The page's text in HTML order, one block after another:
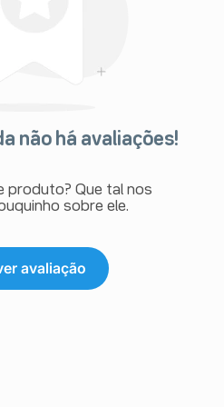
medicamento): inflamação
ou transitoriamente
problemas respiratórios
edema pulmonar), cãibras,
intersticial.
Câncer de pele
basocelular e carcinoma de
à hidroclorotiazida
com ou sem histórico de
mas são mais prováveis
não há avaliações!
produto? Que tal nos
sobre ele.
avaliação